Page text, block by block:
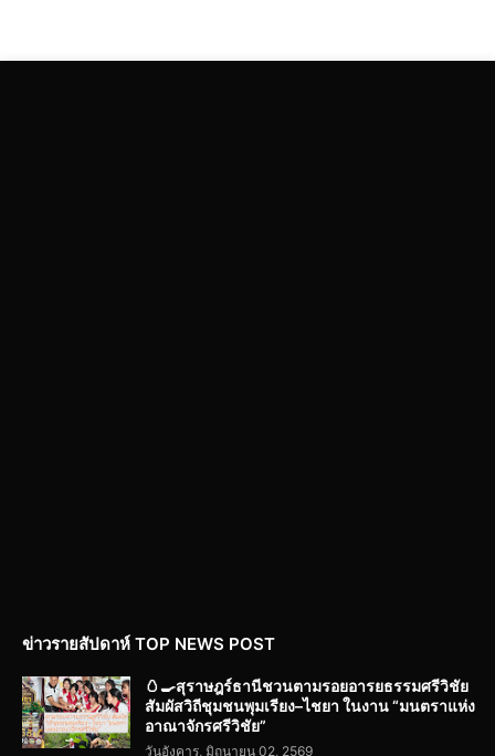
ข่าวรายสัปดาห์ TOP NEWS POST
🥚🍳สุราษฎร์ธานีชวนตามรอยอารยธรรมศรีวิชัย
สัมผัสวิถีชุมชนพุมเรียง–ไชยา ในงาน “มนตราแห่ง
อาณาจักรศรีวิชัย”
วันอังคาร, มิถุนายน 02, 2569